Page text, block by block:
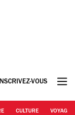
VOUS
CULTURE VOYAGE